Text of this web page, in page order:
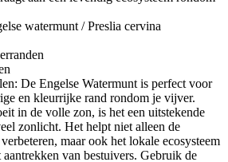
watermunt / Preslia cervina
De Engelse Watermunt is perfect voor
en kleurrijke rand rondom je vijver.
in de volle zon, is het een uitstekende
zonlicht. Het helpt niet alleen de
maar ook het lokale ecosysteem
aantrekken van bestuivers. Gebruik de